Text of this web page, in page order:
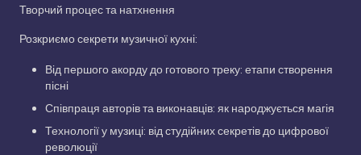
Творчий процес та натхнення
Розкриємо секрети музичної кухні:
Від першого акорду до готового треку: етапи створення
пісні
Співпраця авторів та виконавців: як народжується магія
Технології у музиці: від студійних секретів до цифрової
революції